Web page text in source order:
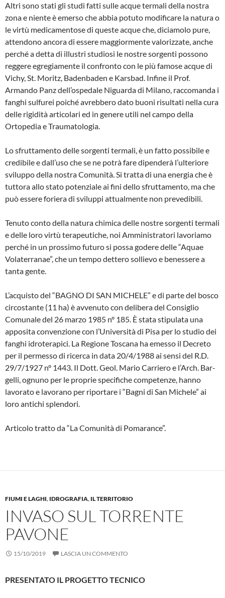
Altri sono stati gli studi fatti sulle acque termali della nostra
zona e niente è emer­so che abbia potuto modificare la natura o
le virtù medicamentose di queste acque che, diciamolo pure,
attendono ancora di essere maggiormente valorizzate, anche
perché a detta di illustri studiosi le nostre sorgenti possono
reggere egregiamente il confronto con le più famose acque di
Vichy, St. Moritz, Badenbaden e Karsbad. Infine il Prof.
Armando Panz dell’ospedale Niguarda di Milano, raccomanda i
fanghi sulfurei poiché avrebbero dato buoni ri­sultati nella cura
delle rigidità articolari ed in genere utili nel campo della
Ortopedia e Traumatologia.
Lo sfruttamento delle sorgenti termali, è un fatto possibile e
credibile e dall’uso che se ne potrà fare dipenderà l’ulterio­re
sviluppo della nostra Comunità. Si trat­ta di una energia che è
tuttora allo stato potenziale ai fini dello sfruttamento, ma che
può essere foriera di sviluppi attual­mente non prevedibili.
Tenuto conto della natura chimica delle nostre sorgenti termali
e delle loro virtù terapeutiche, noi Amministratori lavoria­mo
perché in un prossimo futuro si pos­sa godere delle “Aquae
Volaterranae”, che un tempo dettero sollievo e benesse­re a
tanta gente.
L’acquisto del “BAGNO DI SAN MICHE­LE” e di parte del bosco
circostante (11 ha) è avvenuto con delibera del Consiglio
Comunale del 26 marzo 1985 n° 185. È stata stipulata una
apposita convenzione con l’Università di Pisa per lo studio dei
fanghi idroterapici. La Regione Toscana ha emesso il Decreto
per il permesso di ricerca in data 20/4/1988 ai sensi del R.D.
29/7/1927 n° 1443. Il Dott. Geol. Mario Carriero e l’Arch. Bar­
gelli, ognuno per le proprie specifiche competenze, hanno
lavorato e lavorano per riportare i “Bagni di San Michele” ai
loro antichi splendori.
Articolo tratto da “La Comunità di Pomarance”.
FIUMI E LAGHI, IDROGRAFIA, IL TERRITORIO
INVASO SUL TORRENTE
PAVONE
15/10/2019 LASCIA UN COMMENTO
PRESENTATO IL PROGETTO TECNICO